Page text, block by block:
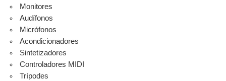
Monitores
Audífonos
Micrófonos
Acondicionadores
Sintetizadores
Controladores MIDI
Trípodes